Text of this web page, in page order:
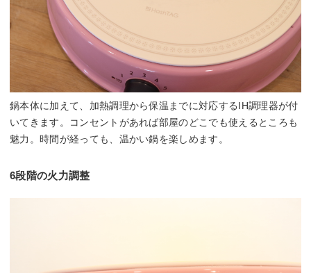
鍋本体に加えて、加熱調理から保温までに対応するIH調理器が付
いてきます。コンセントがあれば部屋のどこでも使えるところも
魅力。時間が経っても、温かい鍋を楽しめます。
6段階の火力調整